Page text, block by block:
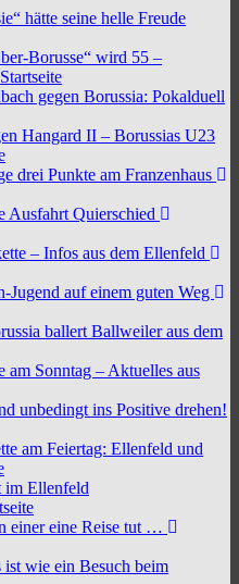
hätte seine helle Freude
Borusse“ wird 55 –
Startseite
gegen Borussia: Pokalduell
Hangard II – Borussias U23
drei Punkte am Franzenhaus
Ausfahrt Quierschied
– Infos aus dem Ellenfeld
Jugend auf einem guten Weg
ballert Ballweiler aus dem
am Sonntag – Aktuelles aus
unbedingt ins Positive drehen!
am Feiertag: Ellenfeld und
im Ellenfeld
einer eine Reise tut …
ist wie ein Besuch beim